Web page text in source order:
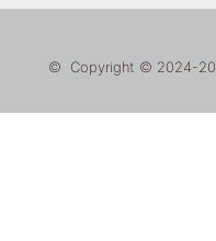
© Copyright © 2024-